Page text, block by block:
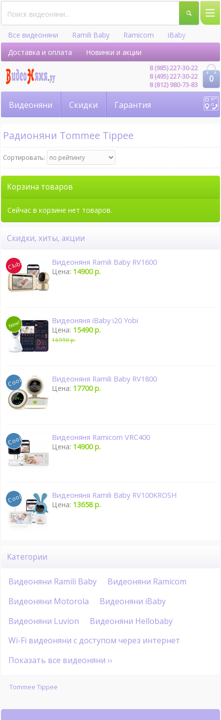
Все видеоняни Ramili Baby Ramicom
iBaby
Hellobaby
Доставка и оплата Новинки и акции
0
8 (985) 227-30-22
8 (495) 227-30-22
8 (812) 980-73-83
Видеоняни Скидки Гарантия
Радионяни Tommee Tippee
Сортировать:
Корзина товаров
Сейчас в корзине нет товаров.
Скидки, хиты, акции
Видеоняня Ramili Baby RV1600
Цена: 14900 р.
Видеоняня iBaby i20 Yobi
Цена: 15490 р.
16990 р.
Видеоняня Ramili Baby RV1800
Цена: 17700 р.
Видеоняня Ramicom VRC400
Цена: 14900 р.
Видеоняня Ramili Baby RV100KROSH
Цена: 13658 р.
Категории
Видеоняни Ramili Baby
Видеоняни Ramicom
Видеоняни Motorola
Видеоняни iBaby
Видеоняни Luvion
Видеоняни Hellobaby
Wi-Fi видеоняни с доступом через интернет
Показать все видеоняни ››
Tommee Tippee